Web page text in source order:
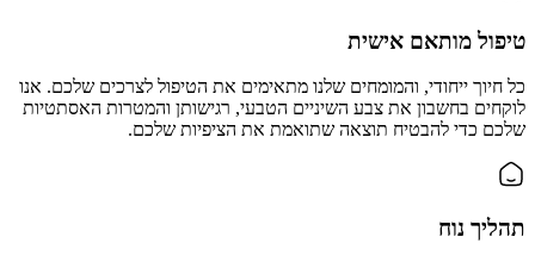
טיפול מותאם אישית
כל חיוך ייחודי, והמומחים שלנו מתאימים את הטיפול לצרכים שלכם. אנו
לוקחים בחשבון את צבע השיניים הטבעי, רגישותן והמטרות האסתטיות
שלכם כדי להבטיח תוצאה שתואמת את הציפיות שלכם.
תהליך נוח